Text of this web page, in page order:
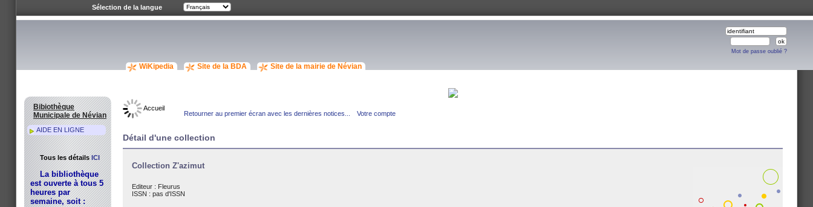
Accueil
WiKipedia Site de la BDA Site de la mairie de Névian
Retourner au premier écran avec les dernières notices... Votre compte
Détail d'une collection
Collection Z'azimut
Editeur : Fleurus
ISSN : pas d'ISSN
Bibiothèque
Municipale de Névian
AIDE EN LIGNE
Tous les détailsICI
La bibliothèque
est ouverte à tous 5
heures par
semaine, soit :
Sélection de la langue
Mot de passe oublié ?